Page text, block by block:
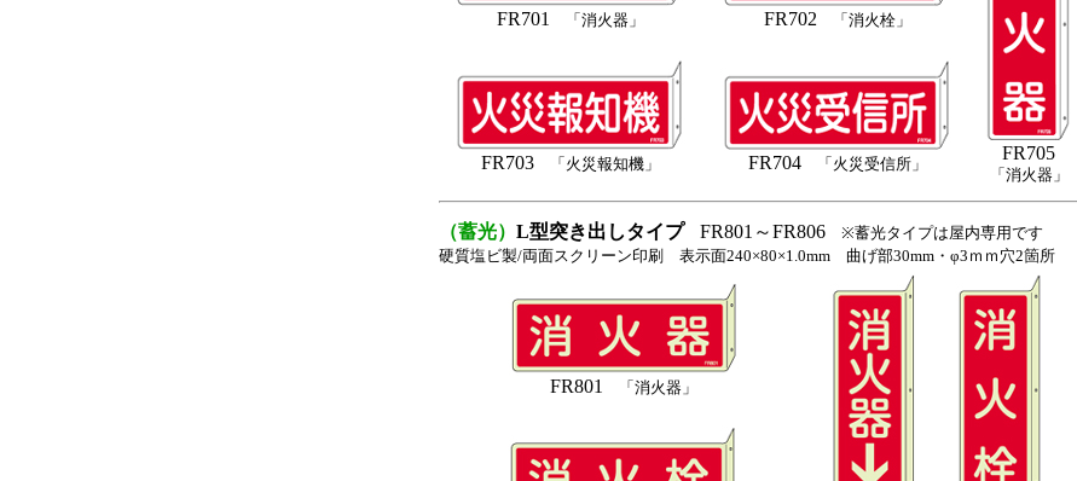
FR701 「消火器」 FR702「消火栓」
FR705
「消火器」
FR703「火災報知機」 FR704「火災受信所」
（蓄光） L型突き出しタイプ FR801～FR806 ※蓄光タイプは屋内専用です
硬質塩ビ製/両面スクリーン印刷 表示面240×80×1.0mm 曲げ部30mm・φ3ｍｍ穴2箇所
FR801 「消火器」